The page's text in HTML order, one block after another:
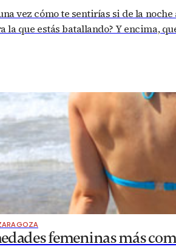
vez cómo te sentirías si de la
la que estás batallando? Y encima,
femeninas más